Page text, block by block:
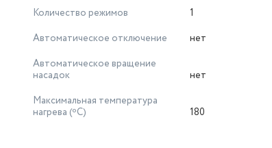
Количество режимов
1
Автоматическое отключение
нет
Автоматическое вращение
насадок
нет
Максимальная температура
нагрева (ºС)
180